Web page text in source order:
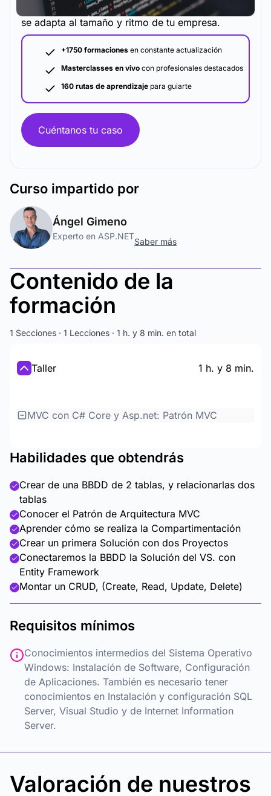
La metodología y plataforma de formación que
se adapta al tamaño y ritmo de tu empresa.
+1750 formaciones en constante actualización
Masterclasses en vivo con profesionales destacados
160 rutas de aprendizaje para guiarte
Cuéntanos tu caso
Curso impartido por
Ángel Gimeno
Experto en ASP.NET
Saber más
Contenido de la
formación
1 Secciones · 1 Lecciones · 1 h. y 8 min. en total
Taller 1 h. y 8 min.
MVC con C# Core y Asp.net: Patrón MVC
Habilidades que obtendrás
Crear de una BBDD de 2 tablas, y relacionarlas dos
tablas
Conocer el Patrón de Arquitectura MVC
Aprender cómo se realiza la Compartimentación
Crear un primera Solución con dos Proyectos
Conectaremos la BBDD la Solución del VS. con
Entity Framework
Montar un CRUD, (Create, Read, Update, Delete)
Requisitos mínimos
Conocimientos intermedios del Sistema Operativo
Windows: Instalación de Software, Configuración
de Aplicaciones. También es necesario tener
conocimientos en Instalación y configuración SQL
Server, Visual Studio y de Internet Information
Server.
Valoración de nuestros